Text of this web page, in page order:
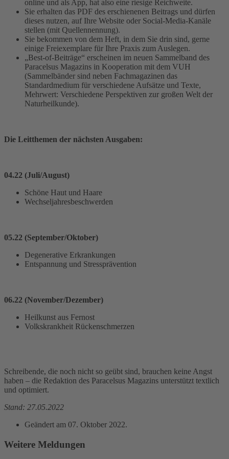
online und als App, hat also eine riesige Reichweite.
Sie erhalten das PDF des erschienenen Beitrags und dürfen
dieses nutzen, auf Ihre Website oder Social-Media-Kanäle
stellen (mit Quellennennung).
Sie bekommen von dem Heft, in dem Sie drin sind, gerne
einige Freiexemplare für Ihre Praxis zum Auslegen.
„Best-of-Beiträge“ erscheinen im neuen Sammelband des
Paracelsus Magazins in Kooperation mit dem VUH
(Sammelbänder sind neben Fachmagazinen das
Standardmedium für verschiedene Aufsätze und Texte,
Mehrwert: Verschiedene Perspektiven zur großen Welt der
Naturheilkunde).
Die Leitthemen der nächsten Ausgaben:
04.22 (Juli/August)
Schöne Haut und Haare
Wechseljahresbeschwerden
05.22 (September/Oktober)
Degenerative Erkrankungen
Entspannung und Stressprävention
06.22 (November/Dezember)
Heilkunst aus Fernost
Volkskrankheit Rückenschmerzen
Schreibende, die noch nicht so geübt sind, brauchen keine Angst
haben – die Redaktion des Paracelsus Magazins unterstützt textlich
und optimiert.
Stand: 27.05.2022
Geändert am 07. Oktober 2022.
Weitere Meldungen